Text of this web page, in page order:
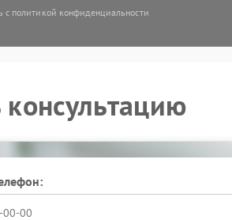
с политикой конфиденциальности
консультацию